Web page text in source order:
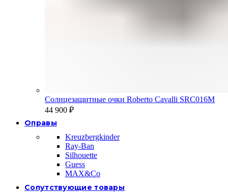
Солнцезащитные очки Roberto Cavalli SRC016M
44 900 ₽
Оправы
Kreuzbergkinder
Ray-Ban
Silhouette
Guess
MAX&Co
Сопутствующие товары